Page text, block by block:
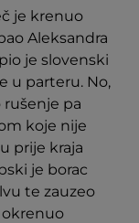
je krenuo
Aleksandra
je slovenski
u parteru. No,
rušenje pa
koje nije
prije kraja
je borac
te zauzeo
okrenuo